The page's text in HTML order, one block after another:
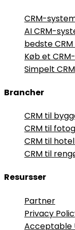
CRM-
AI CRM-
bedste
Køb et
Simpelt CRM
Brancher
CRM til
CRM til
CRM til
CRM til
Resursser
Partner
Privacy
Acceptable